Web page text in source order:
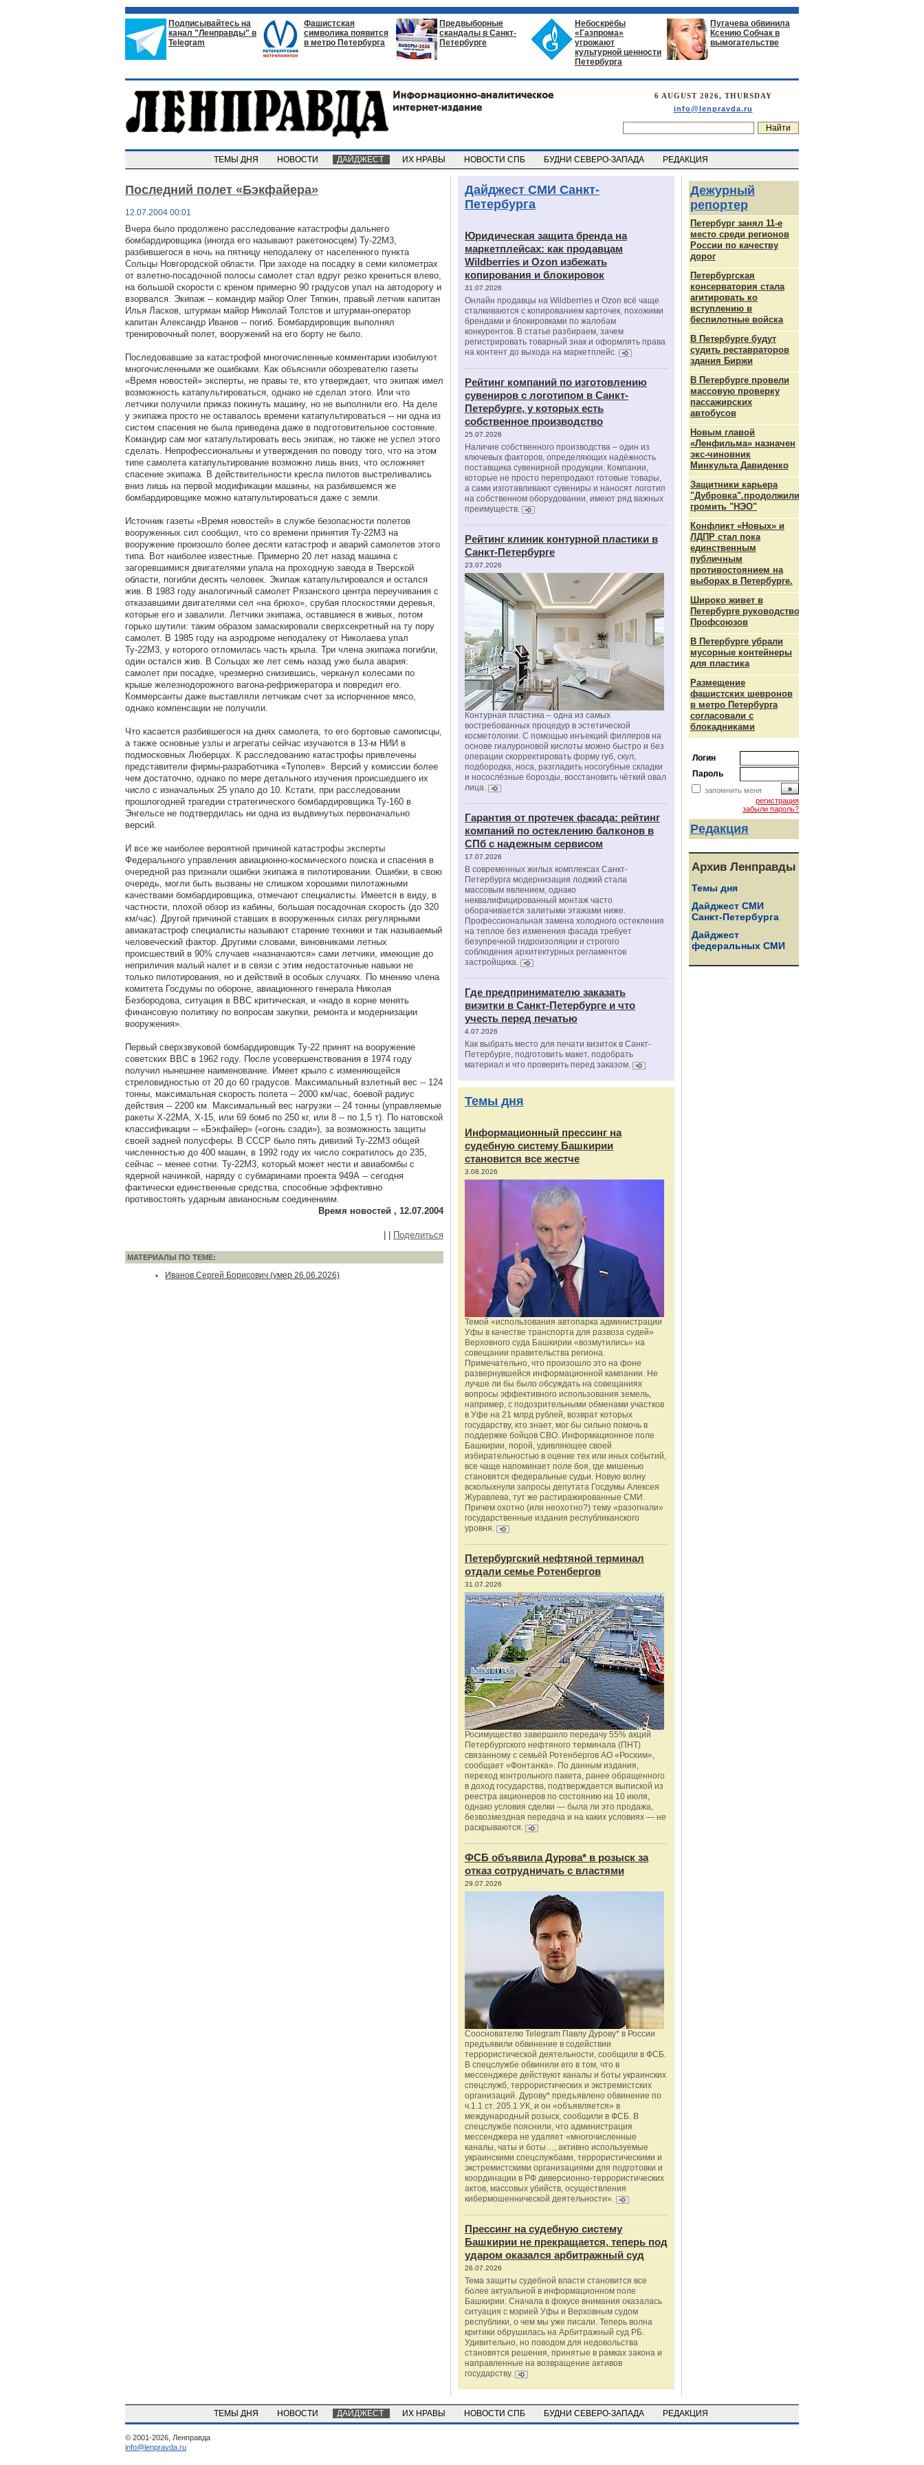
Подписывайтесь на
канал "Ленправды" в
Telegram
Фашистская
символика появится
в метро Петербурга
Предвыборные
скандалы в Санкт-
Петербурге
Небоскрёбы
«Газпрома»
угрожают
культурной ценности
Петербурга
Пугачева обвинила
Ксению Собчак в
вымогательстве
6 AUGUST 2026, THURSDAY
info@lenpravda.ru
ТЕМЫ ДНЯ НОВОСТИ ДАЙДЖЕСТ ИХ НРАВЫ НОВОСТИ СПБ БУДНИ СЕВЕРО-ЗАПАДА РЕДАКЦИЯ
Последний полет «Бэкфайера»
12.07.2004 00:01
Вчера было продолжено расследование катастрофы дальнего
бомбардировщика (иногда его называют ракетоносцем) Ту-22М3,
разбившегося в ночь на пятницу неподалеку от населенного пункта
Сольцы Новгородской области. При заходе на посадку в семи километрах
от взлетно-посадочной полосы самолет стал вдруг резко крениться влево,
на большой скорости с креном примерно 90 градусов упал на автодорогу и
взорвался. Экипаж -- командир майор Олег Тяпкин, правый летчик капитан
Илья Ласков, штурман майор Николай Толстов и штурман-оператор
капитан Александр Иванов -- погиб. Бомбардировщик выполнял
тренировочный полет, вооружений на его борту не было.
Последовавшие за катастрофой многочисленные комментарии изобилуют
многочисленными же ошибками. Как объяснили обозревателю газеты
«Время новостей» эксперты, не правы те, кто утверждает, что экипаж имел
возможность катапультироваться, однако не сделал этого. Или что
летчики получили приказ покинуть машину, но не выполнили его. На деле
у экипажа просто не оставалось времени катапультироваться -- ни одна из
систем спасения не была приведена даже в подготовительное состояние.
Командир сам мог катапультировать весь экипаж, но также не успел этого
сделать. Непрофессиональны и утверждения по поводу того, что на этом
типе самолета катапультирование возможно лишь вниз, что осложняет
спасение экипажа. В действительности кресла пилотов выстреливались
вниз лишь на первой модификации машины, на разбившемся же
бомбардировщике можно катапультироваться даже с земли.
Источник газеты «Время новостей» в службе безопасности полетов
вооруженных сил сообщил, что со времени принятия Ту-22М3 на
вооружение произошло более десяти катастроф и аварий самолетов этого
типа. Вот наиболее известные. Примерно 20 лет назад машина с
загоревшимися двигателями упала на проходную завода в Тверской
области, погибли десять человек. Экипаж катапультировался и остался
жив. В 1983 году аналогичный самолет Рязанского центра переучивания с
отказавшими двигателями сел «на брюхо», срубая плоскостями деревья,
которые его и завалили. Летчики экипажа, оставшиеся в живых, потом
горько шутили: таким образом замаскировали сверхсекретный на ту пору
самолет. В 1985 году на аэродроме неподалеку от Николаева упал
Ту-22М3, у которого отломилась часть крыла. Три члена экипажа погибли,
один остался жив. В Сольцах же лет семь назад уже была авария:
самолет при посадке, чрезмерно снизившись, черканул колесами по
крыше железнодорожного вагона-рефрижератора и повредил его.
Коммерсанты даже выставляли летчикам счет за испорченное мясо,
однако компенсации не получили.
Что касается разбившегося на днях самолета, то его бортовые самописцы,
а также основные узлы и агрегаты сейчас изучаются в 13-м НИИ в
подмосковных Люберцах. К расследованию катастрофы привлечены
представители фирмы-разработчика «Туполев». Версий у комиссии более
чем достаточно, однако по мере детального изучения происшедшего их
число с изначальных 25 упало до 10. Кстати, при расследовании
прошлогодней трагедии стратегического бомбардировщика Ту-160 в
Энгельсе не подтвердилась ни одна из выдвинутых первоначально
версий.
И все же наиболее вероятной причиной катастрофы эксперты
Федерального управления авиационно-космического поиска и спасения в
очередной раз признали ошибки экипажа в пилотировании. Ошибки, в свою
очередь, могли быть вызваны не слишком хорошими пилотажными
качествами бомбардировщика, отмечают специалисты. Имеется в виду, в
частности, плохой обзор из кабины, большая посадочная скорость (до 320
км/час). Другой причиной ставших в вооруженных силах регулярными
авиакатастроф специалисты называют старение техники и так называемый
человеческий фактор. Другими словами, виновниками летных
происшествий в 90% случаев «назначаются» сами летчики, имеющие до
неприличия малый налет и в связи с этим недостаточные навыки не
только пилотирования, но и действий в особых случаях. По мнению члена
комитета Госдумы по обороне, авиационного генерала Николая
Безбородова, ситуация в ВВС критическая, и «надо в корне менять
финансовую политику по вопросам закупки, ремонта и модернизации
вооружения».
Первый сверхзвуковой бомбардировщик Ту-22 принят на вооружение
советских ВВС в 1962 году. После усовершенствования в 1974 году
получил нынешнее наименование. Имеет крыло с изменяющейся
стреловидностью от 20 до 60 градусов. Максимальный взлетный вес -- 124
тонны, максимальная скорость полета -- 2000 км/час, боевой радиус
действия -- 2200 км. Максимальный вес нагрузки -- 24 тонны (управляемые
ракеты Х-22МА, Х-15, или 69 бомб по 250 кг, или 8 -- по 1,5 т). По натовской
классификации -- «Бэкфайер» («огонь сзади»), за возможность защиты
своей задней полусферы. В СССР было пять дивизий Ту-22М3 общей
численностью до 400 машин, в 1992 году их число сократилось до 235,
сейчас -- менее сотни. Ту-22М3, который может нести и авиабомбы с
ядерной начинкой, наряду с субмаринами проекта 949А -- сегодня
фактически единственные средства, способные эффективно
противостоять ударным авианосным соединениям.
Время новостей , 12.07.2004
Поделиться
МАТЕРИАЛЫ ПО ТЕМЕ:
Иванов Сергей Борисович (умер 26.06.2026)
Дайджест СМИ Санкт-
Петербурга
Юридическая защита бренда на
маркетплейсах: как продавцам
Wildberries и Ozon избежать
копирования и блокировок
31.07.2026
Онлайн продавцы на Wildberries и Ozon всё чаще
сталкиваются с копированием карточек, похожими
брендами и блокировками по жалобам
конкурентов. В статье разбираем, зачем
регистрировать товарный знак и оформлять права
на контент до выхода на маркетплейс.
Рейтинг компаний по изготовлению
сувениров с логотипом в Санкт-
Петербурге, у которых есть
собственное производство
25.07.2026
Наличие собственного производства – один из
ключевых факторов, определяющих надёжность
поставщика сувенирной продукции. Компании,
которые не просто перепродают готовые товары,
а сами изготавливают сувениры и наносят логотип
на собственном оборудовании, имеют ряд важных
преимуществ.
Рейтинг клиник контурной пластики в
Санкт-Петербурге
23.07.2026
Контурная пластика – одна из самых
востребованных процедур в эстетической
косметологии. С помощью инъекций филлеров на
основе гиалуроновой кислоты можно быстро и без
операции скорректировать форму губ, скул,
подбородка, носа, разгладить носогубные складки
и носослёзные борозды, восстановить чёткий овал
лица.
Гарантия от протечек фасада: рейтинг
компаний по остеклению балконов в
СПб с надежным сервисом
17.07.2026
В современных жилых комплексах Санкт-
Петербурга модернизация лоджий стала
массовым явлением, однако
неквалифицированный монтаж часто
оборачивается залитыми этажами ниже.
Профессиональная замена холодного остекления
на теплое без изменения фасада требует
безупречной гидроизоляции и строгого
соблюдения архитектурных регламентов
застройщика.
Где предпринимателю заказать
визитки в Санкт-Петербурге и что
учесть перед печатью
4.07.2026
Как выбрать место для печати визиток в Санкт-
Петербурге, подготовить макет, подобрать
материал и что проверить перед заказом.
Темы дня
Информационный прессинг на
судебную систему Башкирии
становится все жестче
3.08.2026
Темой «использования автопарка администрации
Уфы в качестве транспорта для развоза судей»
Верховного суда Башкирии «возмутились» на
совещании правительства региона.
Примечательно, что произошло это на фоне
развернувшейся информационной кампании. Не
лучше ли бы было обсуждать на совещаниях
вопросы эффективного использования земель,
например, с подозрительными обменами участков
в Уфе на 21 млрд рублей, возврат которых
государству, кто знает, мог бы сильно помочь в
поддержке бойцов СВО. Информационное поле
Башкирии, порой, удивляющее своей
избирательностью в оценке тех или иных событий,
все чаще напоминает поле боя, где мишенью
становятся федеральные судьи. Новую волну
всколыхнули запросы депутата Госдумы Алексея
Журавлева, тут же растиражированные СМИ.
Причем охотно (или неохотно?) тему «разогнали»
государственные издания республиканского
уровня.
Петербургский нефтяной терминал
отдали семье Ротенбергов
31.07.2026
Росимущество завершило передачу 55% акций
Петербургского нефтяного терминала (ПНТ)
связанному с семьёй Ротенбергов АО «Росхим»,
сообщает «Фонтанка». По данным издания,
переход контрольного пакета, ранее обращенного
в доход государства, подтверждается выпиской из
реестра акционеров по состоянию на 10 июля,
однако условия сделки — была ли это продажа,
безвозмездная передача и на каких условиях — не
раскрываются.
ФСБ объявила Дурова* в розыск за
отказ сотрудничать с властями
29.07.2026
Сооснователю Telegram Павлу Дурову* в России
предъявили обвинение в содействии
террористической деятельности, сообщили в ФСБ.
В спецслужбе обвинили его в том, что в
мессенджере действуют каналы и боты украинских
спецслужб, террористических и экстремистских
организаций. Дурову* предъявлено обвинение по
ч.1.1 ст. 205.1 УК, и он «объявляется» в
международный розыск, сообщили в ФСБ. В
спецслужбе пояснили, что администрация
мессенджера не удаляет «многочисленные
каналы, чаты и боты…, активно используемые
украинскими спецслужбами, террористическими и
экстремистскими организациями для подготовки и
координации в РФ диверсионно-террористических
актов, массовых убийств, осуществления
кибермошеннической деятельности».
Прессинг на судебную систему
Башкирии не прекращается, теперь под
ударом оказался арбитражный суд
26.07.2026
Тема защиты судебной власти становится все
более актуальной в информационном поле
Башкирии. Сначала в фокусе внимания оказалась
ситуация с мэрией Уфы и Верховным судом
республики, о чем мы уже писали. Теперь волна
критики обрушилась на Арбитражный суд РБ.
Удивительно, но поводом для недовольства
становятся решения, принятые в рамках закона и
направленные на возвращение активов
государству.
Дежурный
репортер
Петербург занял 11-е
место среди регионов
России по качеству
дорог
Петербургская
консерватория стала
агитировать ко
вступлению в
беспилотные войска
В Петербурге будут
судить реставраторов
здания Биржи
В Петербурге провели
массовую проверку
пассажирских
автобусов
Новым главой
«Ленфильма» назначен
экс-чиновник
Минкульта Давиденко
Защитники карьера
"Дубровка".продолжили
громить "НЭО"
Конфликт «Новых» и
ЛДПР стал пока
единственным
публичным
противостоянием на
выборах в Петербурге.
Широко живет в
Петербурге руководство
Профсоюзов
В Петербурге убрали
мусорные контейнеры
для пластика
Размещение
фашистских шевронов
в метро Петербурга
согласовали с
блокадниками
Логин
Пароль
запомнить меня
регистрация
забыли пароль?
Редакция
Архив Ленправды
Темы дня
Дайджест СМИ
Санкт-Петербурга
Дайджест
федеральных СМИ
ТЕМЫ ДНЯ НОВОСТИ ДАЙДЖЕСТ ИХ НРАВЫ НОВОСТИ СПБ БУДНИ СЕВЕРО-ЗАПАДА РЕДАКЦИЯ
© 2001-2026, Ленправда
info@lenpravda.ru